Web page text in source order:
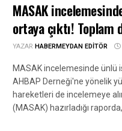
MASAK
ortaya çıktı! Toplam
YAZAR HABERMEYDAN EDITÖR
MASAK incelemesinde ünlü
AHBAP Derneği'ne yönelik
hareketleri de incelemeye
(MASAK) hazırladığı raporda,